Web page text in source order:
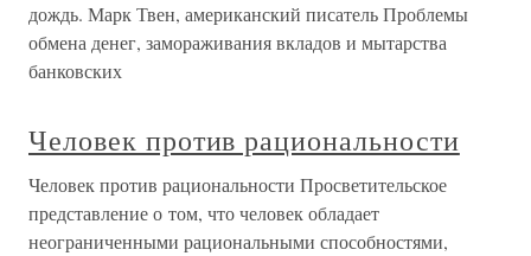
дождь. Марк Твен, американский писатель Проблемы
обмена денег, замораживания вкладов и мытарства
банковских
Человек против рациональности
Человек против рациональности Просветительское
представление о том, что человек обладает
неограниченными рациональными способностями,